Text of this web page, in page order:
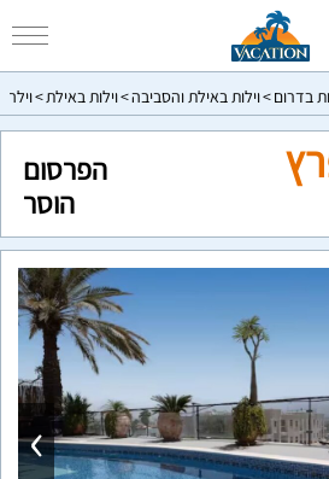
בדרום וילות באילת והסביבה וילות באילת
הפרסום
הוסר
›